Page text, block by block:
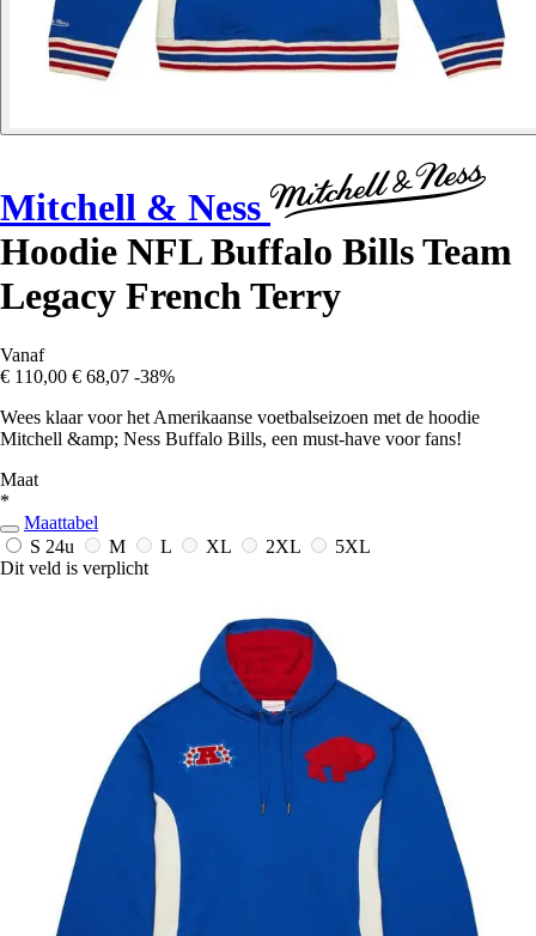
Mitchell & Ness
Hoodie NFL Buffalo Bills Team
Legacy French Terry
Vanaf
€ 110,00 € 68,07 -38%
Wees klaar voor het Amerikaanse voetbalseizoen met de hoodie
Mitchell &amp; Ness Buffalo Bills, een must-have voor fans!
Maat
*
Maattabel
S 24u M L XL 2XL
5XL
Dit veld is verplicht